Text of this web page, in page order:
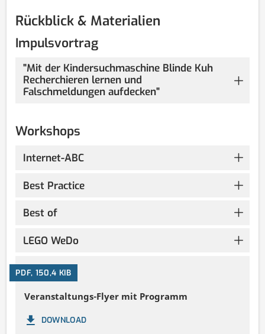
Rückblick & Materialien
Impulsvortrag
"Mit der Kindersuchmaschine Blinde Kuh
Recherchieren lernen und
Falschmeldungen aufdecken"
Workshops
Internet-ABC
Best Practice
Best of
LEGO WeDo
PDF, 150,4 KIB
Veranstaltungs-Flyer mit Programm
DOWNLOAD